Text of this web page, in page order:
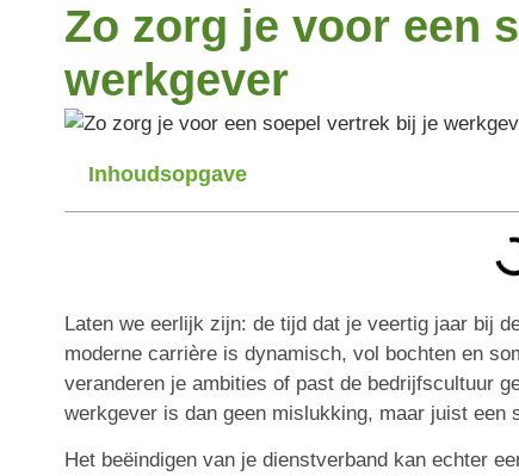
Zo zorg je voor een
werkgever
Inhoudsopgave
Laten we eerlijk zijn: de tijd dat je veertig jaar bij
moderne carrière is dynamisch, vol bochten en
veranderen je ambities of past de bedrijfscultuur
werkgever is dan geen mislukking, maar juist een
Het beëindigen van je dienstverband kan echter